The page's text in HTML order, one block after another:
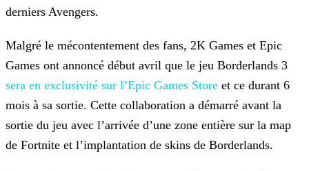
derniers Avengers.
Malgré le mécontentement des fans, 2K Games et Epic
Games ont annoncé début avril que le jeu Borderlands 3
sera en exclusivité sur l’Epic Games Store et ce durant 6
mois à sa sortie. Cette collaboration a démarré avant la
sortie du jeu avec l’arrivée d’une zone entière sur la map
de Fortnite et l’implantation de skins de Borderlands.